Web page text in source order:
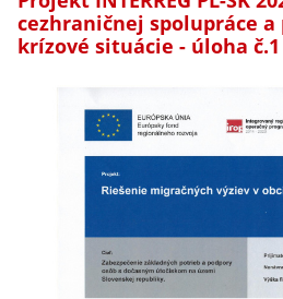
cezhraničnej spolupráce
krízové situácie - úloha č.1